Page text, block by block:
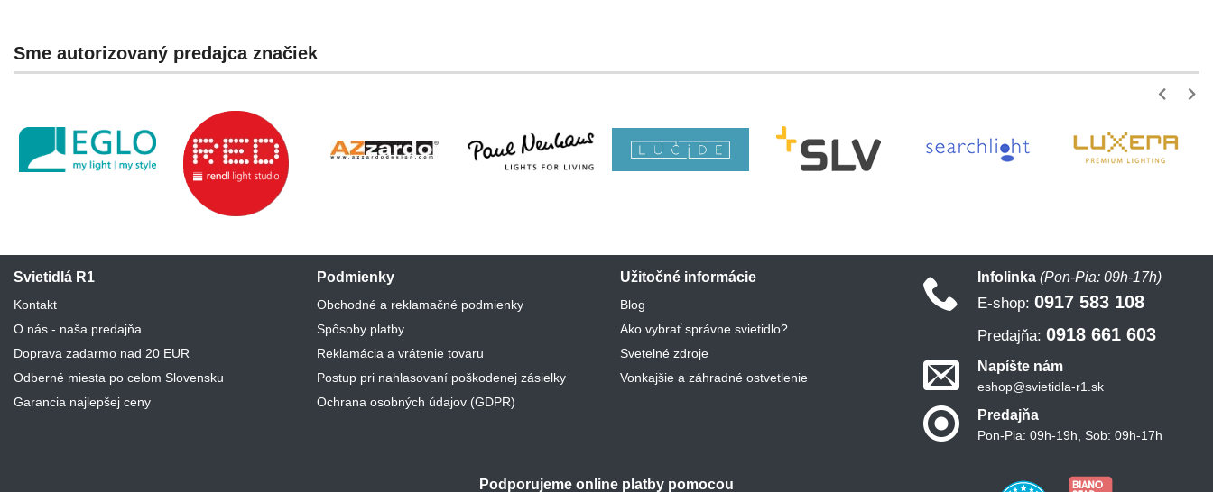
Sme autorizovaný predajca značiek
Svietidlá R1
Kontakt
O nás - naša predajňa
Doprava zadarmo nad 20 EUR
Odberné miesta po celom Slovensku
Garancia najlepšej ceny
Podmienky
Obchodné a reklamačné podmienky
Spôsoby platby
Reklamácia a vrátenie tovaru
Postup pri nahlasovaní poškodenej zásielky
Ochrana osobných údajov (GDPR)
Užitočné informácie
Blog
Ako vybrať správne svietidlo?
Svetelné zdroje
Vonkajšie a záhradné ostvetlenie
Infolinka (Pon-Pia: 09h-17h)
E-shop: 0917 583 108
Predajňa: 0918 661 603
Napíšte nám
eshop@svietidla-r1.sk
Predajňa
Pon-Pia: 09h-19h, Sob: 09h-17h
Podporujeme online platby pomocou